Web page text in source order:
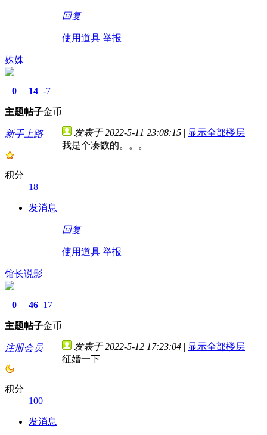
回复
使用道具 举报
姝姝
0
主题
14
帖子
-7
金币
新手上路
积分
18
发消息
发表于 2022-5-11 23:08:15 | 显示全部楼层
我是个凑数的。。。
回复
使用道具 举报
馆长说影
0
主题
46
帖子
17
金币
注册会员
积分
100
发消息
发表于 2022-5-12 17:23:04 | 显示全部楼层
征婚一下